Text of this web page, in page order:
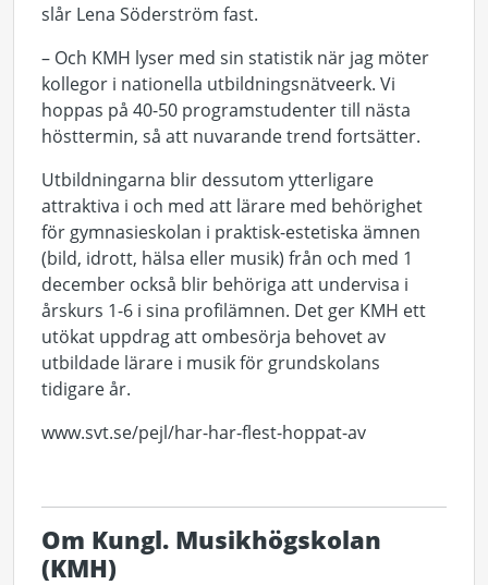
slår Lena Söderström fast.
– Och KMH lyser med sin statistik när jag möter
kollegor i nationella utbildningsnätveerk. Vi
hoppas på 40-50 programstudenter till nästa
hösttermin, så att nuvarande trend fortsätter.
Utbildningarna blir dessutom ytterligare
attraktiva i och med att lärare med behörighet
för gymnasieskolan i praktisk-estetiska ämnen
(bild, idrott, hälsa eller musik) från och med 1
december också blir behöriga att undervisa i
årskurs 1-6 i sina profilämnen. Det ger KMH ett
utökat uppdrag att ombesörja behovet av
utbildade lärare i musik för grundskolans
tidigare år.
www.svt.se/pejl/har-har-flest-hoppat-av
Om Kungl. Musikhögskolan
(KMH)